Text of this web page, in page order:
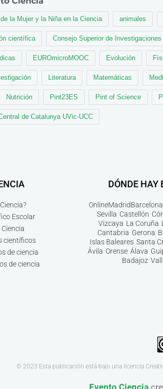
la Mujer y la Niña en la Ciencia animales
científica Consejo Superior de
EUROmicroMOOC Evolución
Literatura Matemáticas
Nutrición Pint23ES Pint of Science
de Catalunya UVic-UCC
Escolar
científicos
de ciencia
de ciencia
DÓNDE HAY
OnlineMadridBarcelona
Sevilla Castellón
Vizcaya La Coruña
Cantabria Gerona
Islas Baleares Santa
Ávila Orense Álava
Badajoz
© 2023 Esta publicación está bajo una licencia